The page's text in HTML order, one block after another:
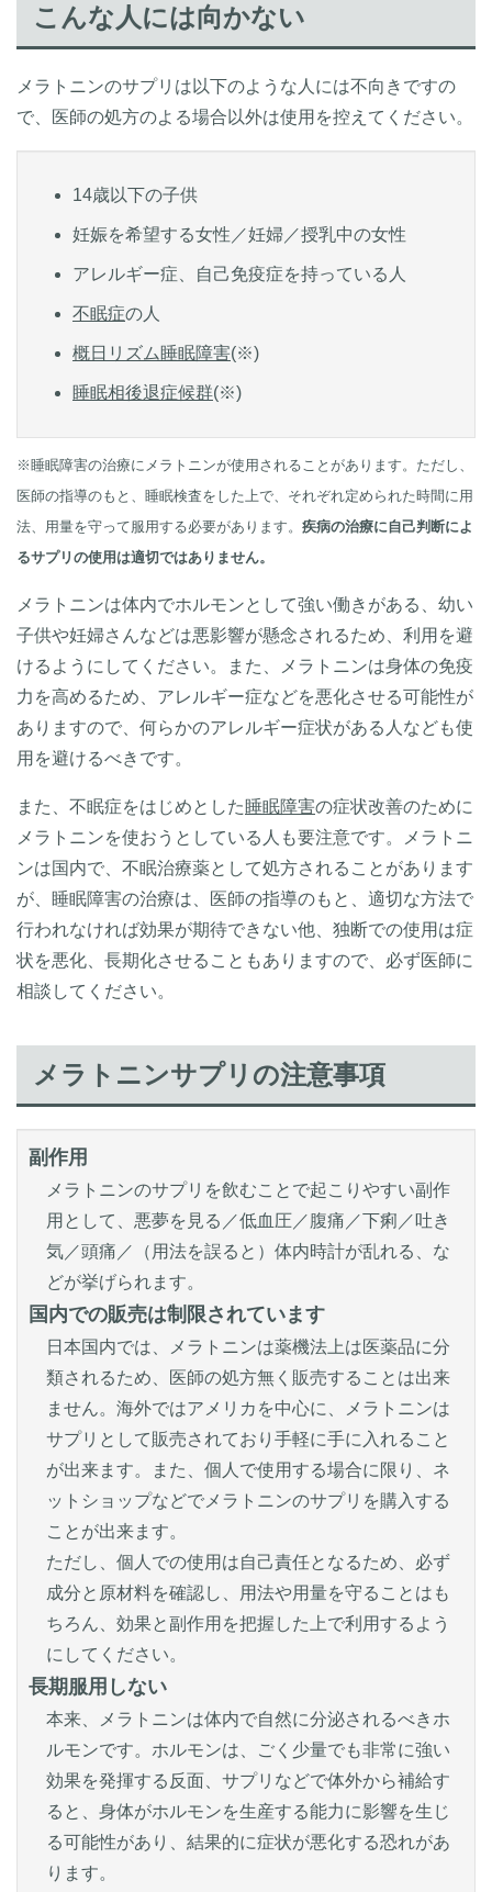
こんな人には向かない
メラトニンのサプリは以下のような人には不向きですの
で、医師の処方のよる場合以外は使用を控えてください。
14歳以下の子供
妊娠を希望する女性／妊婦／授乳中の女性
アレルギー症、自己免疫症を持っている人
不眠症の人
概日リズム睡眠障害(※)
睡眠相後退症候群(※)
※睡眠障害の治療にメラトニンが使用されることがあります。ただし、
医師の指導のもと、睡眠検査をした上で、それぞれ定められた時間に用
法、用量を守って服用する必要があります。 疾病の治療に自己判断によ
るサプリの使用は適切ではありません。
メラトニンは体内でホルモンとして強い働きがある、幼い
子供や妊婦さんなどは悪影響が懸念されるため、利用を避
けるようにしてください。また、メラトニンは身体の免疫
力を高めるため、アレルギー症などを悪化させる可能性が
ありますので、何らかのアレルギー症状がある人なども使
用を避けるべきです。
また、不眠症をはじめとした 睡眠障害の症状改善のために
メラトニンを使おうとしている人も要注意です。メラトニ
ンは国内で、不眠治療薬として処方されることがあります
が、睡眠障害の治療は、医師の指導のもと、適切な方法で
行われなければ効果が期待できない他、独断での使用は症
状を悪化、長期化させることもありますので、必ず医師に
相談してください。
メラトニンサプリの注意事項
副作用
メラトニンのサプリを飲むことで起こりやすい副作
用として、悪夢を見る／低血圧／腹痛／下痢／吐き
気／頭痛／（用法を誤ると）体内時計が乱れる、な
どが挙げられます。
国内での販売は制限されています
日本国内では、メラトニンは薬機法上は医薬品に分
類されるため、医師の処方無く販売することは出来
ません。海外ではアメリカを中心に、メラトニンは
サプリとして販売されており手軽に手に入れること
が出来ます。また、個人で使用する場合に限り、ネ
ットショップなどでメラトニンのサプリを購入する
ことが出来ます。
ただし、個人での使用は自己責任となるため、必ず
成分と原材料を確認し、用法や用量を守ることはも
ちろん、効果と副作用を把握した上で利用するよう
にしてください。
長期服用しない
本来、メラトニンは体内で自然に分泌されるべきホ
ルモンです。ホルモンは、ごく少量でも非常に強い
効果を発揮する反面、サプリなどで体外から補給す
ると、身体がホルモンを生産する能力に影響を生じ
る可能性があり、結果的に症状が悪化する恐れがあ
ります。